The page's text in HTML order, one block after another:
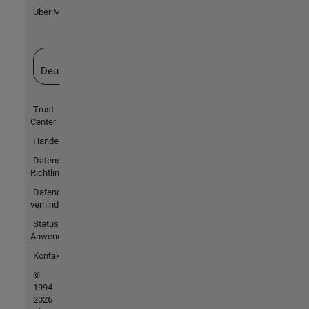
Über MathWorks
Deutschland
Trust
Center
Handelsmarken
Datenschutz-
Richtlinien
Datendiebstahl
verhindern
Status von
Anwendungen
Kontakt
©
1994-
2026